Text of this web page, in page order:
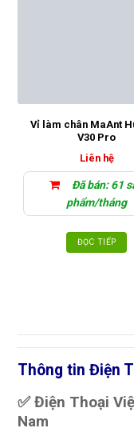
Vỉ làm chân MaAnt
V30 Pro
Liên hệ
Đã bán: 61
phẩm/tháng
ĐỌC TIẾP
Thông tin Điện
✅ Điện Thoại
Nam